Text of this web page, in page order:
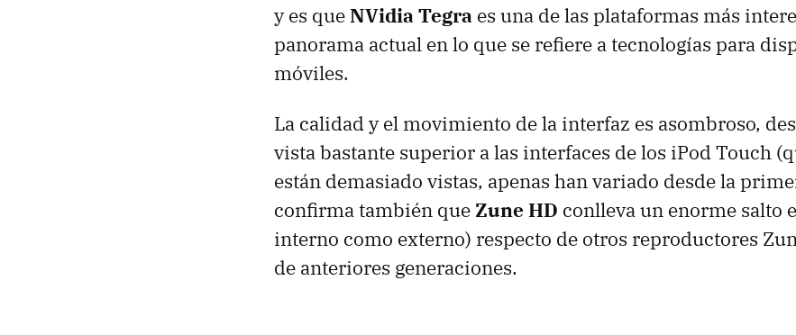
y es queNVidia Tegra es una de las plataformas más
panorama actual en lo que se refiere a tecnologías para
móviles.
La calidad y el movimiento de la interfaz es asombroso,
vista bastante superior a las interfaces de los iPod Touch
están demasiado vistas, apenas han variado desde la
confirma también que Zune HD conlleva un enorme salto
interno como externo) respecto de otros reproductores
de anteriores generaciones.